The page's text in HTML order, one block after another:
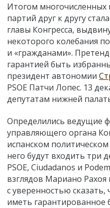
Итогом
партий друг к другу
главы Конгресса,
некоторого колебания
и «гражданами».
гарантией быть
президент автономии
PSOE Патчи Лопес. 13
депутатам нижней
Определились ведущие
управляющего органа
испанском политическом
него будут входить три
PSOE, Ciudadanos и
взглядов Мариано
с уверенностью
иметь гарантированное